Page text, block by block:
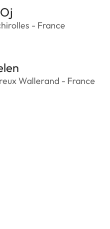
- France
Wallerand - France